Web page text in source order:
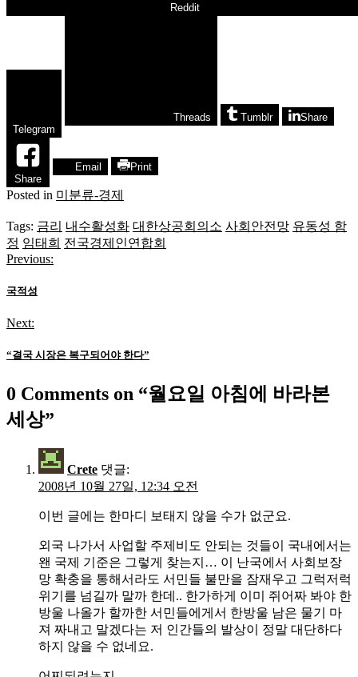
Reddit
Telegram
Threads Tumblr Share
Share
Email Print
Posted in 미분류-경제
Tags: 금리 내수활성화 대한상공회의소 사회안전망 유동성 함
정 임태희 전국경제인연합회
글
탐
색
Previous:
국적성
Next:
“결국 시장은 복구되어야 한다”
0 Comments on “월요일 아침에 바라본
세상”
Crete 댓글:
2008년 10월 27일, 12:34 오전
이번 글에는 한마디 보태지 않을 수가 없군요.
외국 나가서 사업할 주제비도 안되는 것들이 국내에서는
왠 국제 기준은 그렇게 찾는지… 이 난국에서 사회보장
망 확충을 통해서라도 서민들 불만을 잠재우고 그럭저럭
위기를 넘길까 말까 한데.. 한가하게 이미 쥐어짜 봐야 한
방울 나올가 할까한 서민들에게서 한방울 남은 물기 마
져 짜내고 말겠다는 저 인간들의 발상이 정말 대단하다
하지 않을 수 없네요.